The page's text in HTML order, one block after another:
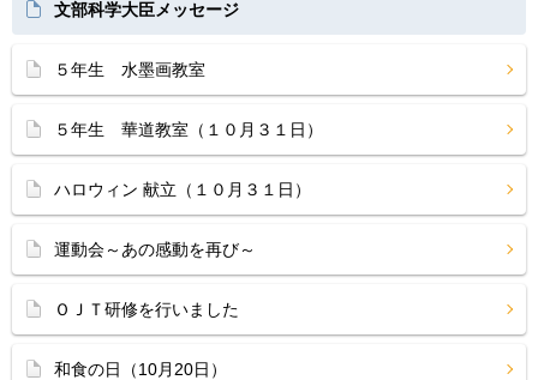
文部科学大臣メッセージ
５年生 水墨画教室
５年生 華道教室（１０月３１日）
ハロウィン 献立（１０月３１日）
運動会～あの感動を再び～
ＯＪＴ研修を行いました
和食の日（10月20日）